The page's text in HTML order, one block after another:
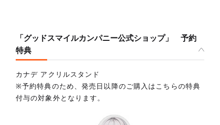
「グッドスマイルカンパニー公式ショップ」 予約
特典
カナデ アクリルスタンド
※予約特典のため、発売日以降のご購入はこちらの特典
付与の対象外となります。